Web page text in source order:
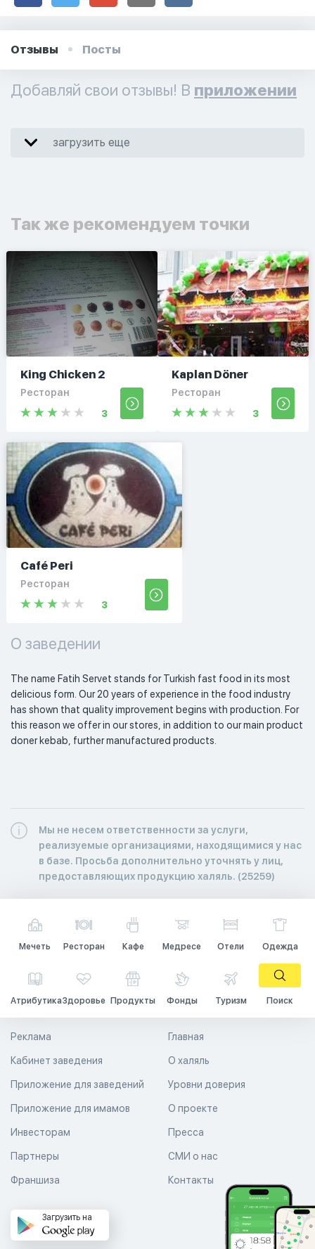
Отзывы Посты
Добавляй свои отзывы! В приложении
загрузить еще
Так же рекомендуем точки
King Chicken 2
Ресторан
3
Kaplan Döner
Ресторан
3
Café Peri
Ресторан
3
О заведении
The name Fatih Servet stands for Turkish fast food in its most
delicious form. Our 20 years of experience in the food industry
has shown that quality improvement begins with production. For
this reason we offer in our stores, in addition to our main product
doner kebab, further manufactured products.
Мы не несем ответственности за услуги,
реализуемые организациями, находящимися у нас
в базе. Просьба дополнительно уточнять у лиц,
предоставляющих продукцию халяль. (25259)
Мечеть Ресторан Кафе Медресе Отели Одежда
АтрибутикаЗдоровье Продукты Фонды Туризм Поиск
Главная
О халяль
Уровни доверия
Реклама
Кабинет заведения
Приложение для заведений
Приложение для имамов О проекте
Пресса
СМИ о нас
Контакты
Инвесторам
Партнеры
Франшиза
Загрузить на